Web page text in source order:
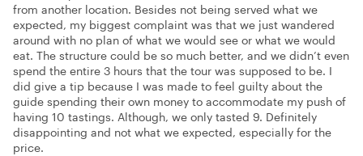
from another location. Besides not being served what we
expected, my biggest complaint was that we just wandered
around with no plan of what we would see or what we would
eat. The structure could be so much better, and we didn’t even
spend the entire 3 hours that the tour was supposed to be. I
did give a tip because I was made to feel guilty about the
guide spending their own money to accommodate my push of
having 10 tastings. Although, we only tasted 9. Definitely
disappointing and not what we expected, especially for the
price.